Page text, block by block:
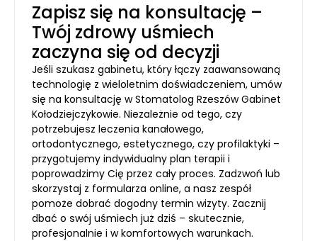
Zapisz się na konsultację –
Twój zdrowy uśmiech
zaczyna się od decyzji
Jeśli szukasz gabinetu, który łączy zaawansowaną
technologię z wieloletnim doświadczeniem, umów
się na konsultację w Stomatolog Rzeszów Gabinet
Kołodziejczykowie. Niezależnie od tego, czy
potrzebujesz leczenia kanałowego,
ortodontycznego, estetycznego, czy profilaktyki –
przygotujemy indywidualny plan terapii i
poprowadzimy Cię przez cały proces. Zadzwoń lub
skorzystaj z formularza online, a nasz zespół
pomoże dobrać dogodny termin wizyty. Zacznij
dbać o swój uśmiech już dziś – skutecznie,
profesjonalnie i w komfortowych warunkach.